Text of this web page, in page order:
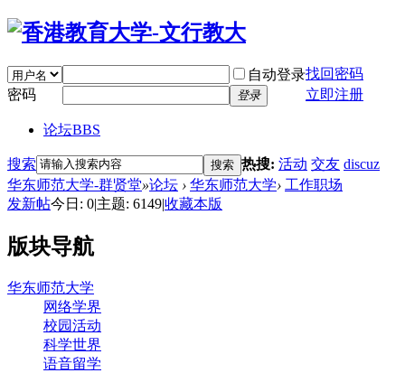
自动登录找回密码
密码
登录 立即注册
论坛BBS
搜索 搜索 热搜: 活动 交友 discuz
华东师范大学-群贤堂»论坛 › 华东师范大学› 工作职场
发新帖今日: 0|主题: 6149|收藏本版
版块导航
华东师范大学
网络学界
校园活动
科学世界
语音留学